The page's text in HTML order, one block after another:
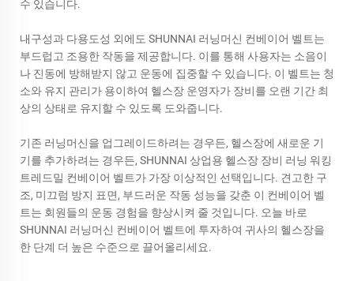
수 있습니다.
내구성과 다용도성 외에도 SHUNNAI 러닝머신 컨베이어 벨트는
부드럽고 조용한 작동을 제공합니다. 이를 통해 사용자는 소음이
나 진동에 방해받지 않고 운동에 집중할 수 있습니다. 이 벨트는 청
소와 유지 관리가 용이하여 헬스장 운영자가 장비를 오랜 기간 최
상의 상태로 유지할 수 있도록 도와줍니다.
기존 러닝머신을 업그레이드하려는 경우든, 헬스장에 새로운 기
기를 추가하려는 경우든, SHUNNAI 상업용 헬스장 장비 러닝 워킹
트레드밀 컨베이어 벨트가 가장 이상적인 선택입니다. 견고한 구
조, 미끄럼 방지 표면, 부드러운 작동 성능을 갖춘 이 컨베이어 벨
트는 회원들의 운동 경험을 향상시켜 줄 것입니다. 오늘 바로
SHUNNAI 러닝머신 컨베이어 벨트에 투자하여 귀사의 헬스장을
한 단계 더 높은 수준으로 끌어올리세요.